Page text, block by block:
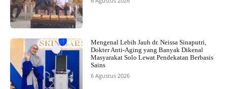
Mengenal Lebih Jauh dr. Neissa Sinaputri,
Dokter Anti-Aging yang Banyak Dikenal
Masyarakat Solo Lewat Pendekatan Berbasis
Sains
6 Agustus 2026